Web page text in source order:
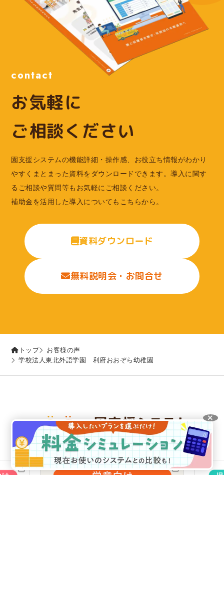
contact
お気軽に
ご相談ください
園支援システムの機能詳細・操作感、お役立ち情報がわかり
やすくまとまった資料をダウンロードできます。導入に関す
るご相談や質問等もお気軽にご相談ください。
補助金を活用した導入についてもこちらから。
資料ダウンロード
無料説明会・お問合せ
トップ
お客様の声
学校法人東北外語学園 利府おおぞら幼稚園
選ばれる理由機能紹介利用料金料金シミュレーション
お客様の声 ICT化補助金について 動作環境